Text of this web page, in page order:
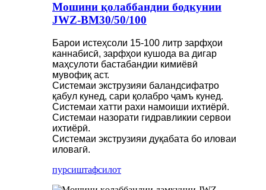
Мошини қолаббандии бодкунии
JWZ-BM30/50/100
Барои истеҳсоли 15-100 литр зарфҳои
каннабисӣ, зарфҳои кушода ва дигар
маҳсулоти бастабандии кимиёвӣ
мувофиқ аст.
Системаи экструзияи баландсифатро
қабул кунед, сари қолабро ҷамъ кунед.
Системаи хатти рахи намоиши ихтиёрӣ.
Системаи назорати гидравликии сервои
ихтиёрӣ.
Системаи экструзияи дуқабата бо иловаи
иловагӣ.
пурсиштафсилот